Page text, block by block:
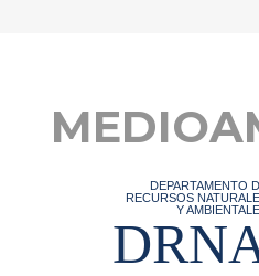
DEPARTAMENTO
RECURSOS
Y